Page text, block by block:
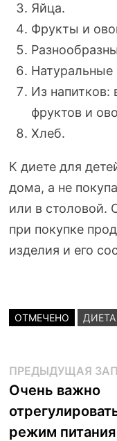
Яйца.
Фрукты и
Из напитков:
фруктов и
Хлеб.
К диете для
дома, а не
или в столовой.
при покупке
изделия и его
ОТМЕЧЕНО
Навигация
по
записям
ПРЕДЫДУЩАЯ
Очень важно
режим питания